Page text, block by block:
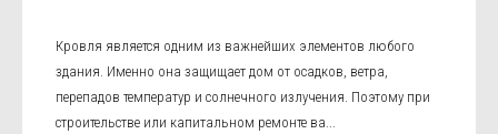
Кровля является одним из важнейших элементов любого
здания. Именно она защищает дом от осадков, ветра,
перепадов температур и солнечного излучения. Поэтому при
строительстве или капитальном ремонте ва...